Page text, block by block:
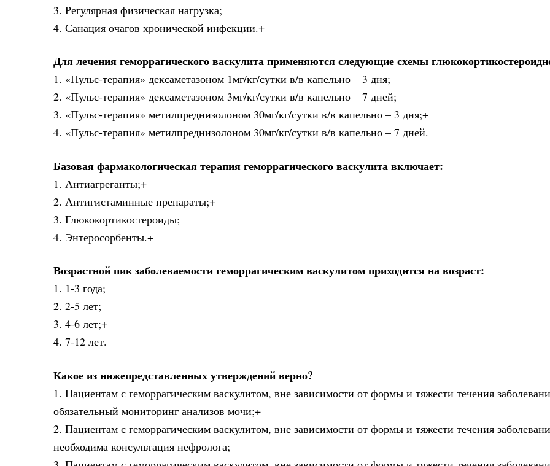
3. Регулярная физическая нагрузка;
4. Санация очагов хронической инфекции.+
Для лечения геморрагического васкулита применяются следующие схемы
1. «Пульс-терапия» дексаметазоном 1мг/кг/сутки в/в капельно – 3 дня;
2. «Пульс-терапия» дексаметазоном 3мг/кг/сутки в/в капельно – 7 дней;
3. «Пульс-терапия» метилпреднизолоном 30мг/кг/сутки в/в капельно – 3 дня;+
4. «Пульс-терапия» метилпреднизолоном 30мг/кг/сутки в/в капельно – 7 дней.
Базовая фармакологическая терапия геморрагического васкулита включает:
1. Антиагреганты;+
2. Антигистаминные препараты;+
3. Глюкокортикостероиды;
4. Энтеросорбенты.+
Возрастной пик заболеваемости геморрагическим васкулитом приходится на возраст:
1. 1-3 года;
2. 2-5 лет;
3. 4-6 лет;+
4. 7-12 лет.
Какое из нижепредставленных утверждений верно?
1. Пациентам с геморрагическим васкулитом, вне зависимости от формы и тяжести течения
обязательный мониторинг анализов мочи;+
2. Пациентам с геморрагическим васкулитом, вне зависимости от формы и тяжести течения
необходима консультация нефролога;